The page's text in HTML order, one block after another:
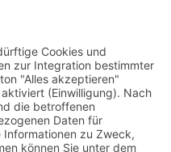
zur Hand
Wir arbeiten
Abschleppdiensten
Know-how und die
sicher und
Sie sich auf
Altdorf